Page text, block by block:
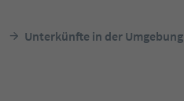
Unterkünfte in der Umgebung